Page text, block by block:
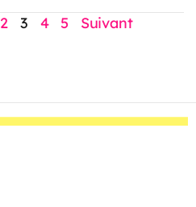
2 3 4 5 Suivant